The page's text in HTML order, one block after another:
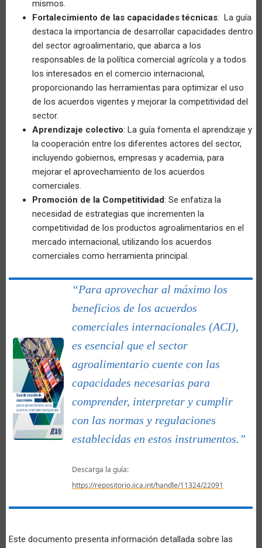
mismos.
Fortalecimiento de las capacidades técnicas: La guía
destaca la importancia de desarrollar capacidades dentro
del sector agroalimentario, que abarca a los
responsables de la política comercial agrícola y a todos
los interesados en el comercio internacional,
proporcionando las herramientas para optimizar el uso
de los acuerdos vigentes y mejorar la competitividad del
sector.
Aprendizaje colectivo: La guía fomenta el aprendizaje y
la cooperación entre los diferentes actores del sector,
incluyendo gobiernos, empresas y academia, para
mejorar el aprovechamiento de los acuerdos
comerciales.
Promoción de la Competitividad: Se enfatiza la
necesidad de estrategias que incrementen la
competitividad de los productos agroalimentarios en el
mercado internacional, utilizando los acuerdos
comerciales como herramienta principal.
“Para aprovechar al máximo los
beneficios de los acuerdos
comerciales internacionales (ACI),
es esencial que el sector
agroalimentario cuente con las
capacidades necesarias para
comprender, interpretar y cumplir
con las normas y regulaciones
establecidas en estos instrumentos.”
Descarga la guía:
https://repositorio.iica.int/handle/11324/22091
Este documento presenta información detallada sobre las